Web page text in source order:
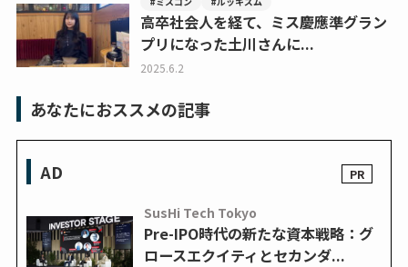
高卒社会人を経て、ミス慶應準グラン
プリになった土川さんに...
2025.6.2
あなたにおススメの記事
AD
SusHi Tech Tokyo
Pre-IPO時代の新たな資本戦略：グ
ロースエクイティとセカンダ...